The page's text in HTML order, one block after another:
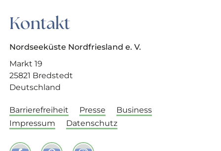
Kontakt
Nordseeküste Nordfriesland e. V.
Markt 19
25821 Bredstedt
Deutschland
Barrierefreiheit Presse
Business
Impressum
Datenschutz